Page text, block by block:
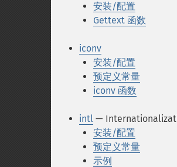
安装/配置
Gettext 函数
iconv
安装/配置
预定义常量
iconv 函数
intl —
安装/配置
预定义常量
示例